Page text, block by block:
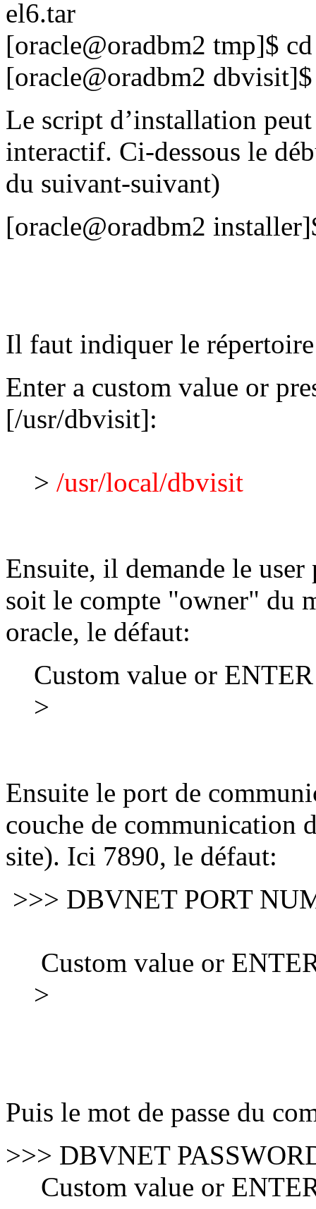
el6.tar
[oracle@oradbm2 tmp]$
[oracle@oradbm2
Le script d’installation
interactif. Ci-dessous le
du suivant-suivant)
[oracle@oradbm2
Il faut indiquer le
Enter a custom value or
[/usr/dbvisit]:
> /usr/local/dbvisit
Ensuite, il demande le
soit le compte "owner" du
oracle, le défaut:
Custom value or
>
Ensuite le port de
couche de communication
site). Ici 7890, le défaut:
>>> DBVNET PORT
Custom value or
>
Puis le mot de passe du
>>> DBVNET
Custom value or